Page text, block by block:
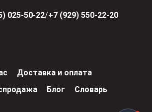
025-50-22/+7 (929) 550-22-20
Доставка и оплата
Блог Словарь